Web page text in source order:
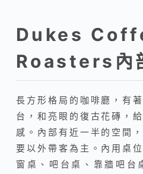
Dukes
Roasters內
長方形格局的咖啡廳，有
台，和亮眼的復古花磚，
感。內部有近一半的空間
要以外帶客為主。內用桌
窗桌、吧台桌、靠牆吧台